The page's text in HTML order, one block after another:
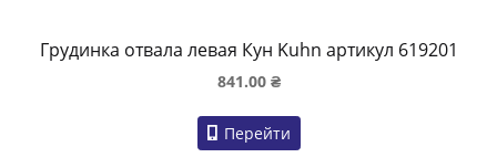
Грудинка отвала левая Кун Kuhn артикул 619201
841.00 ₴
Перейти